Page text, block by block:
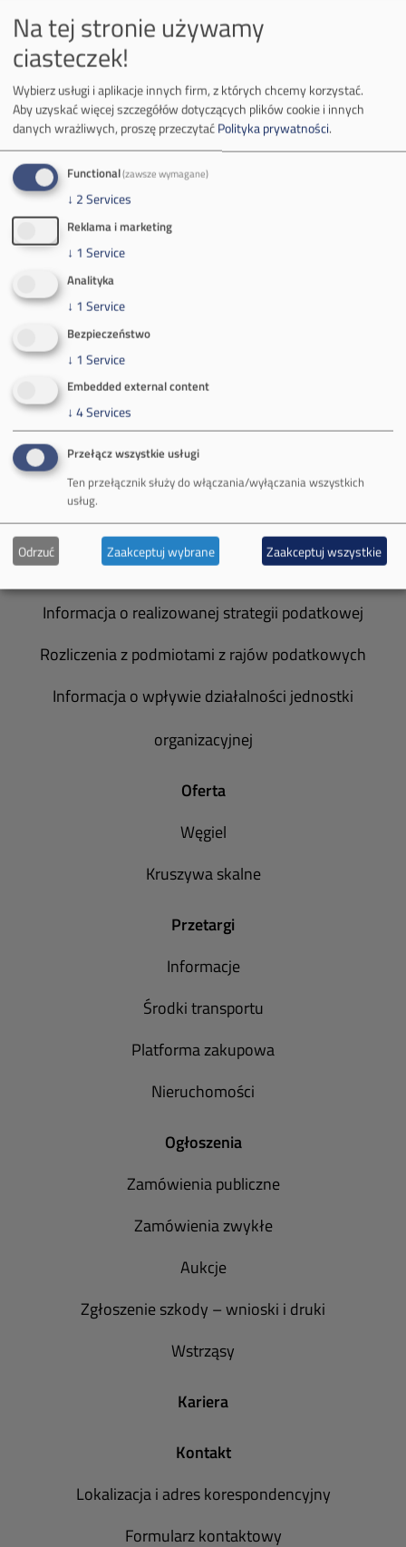
Kościuszki 1
32-620 Brzeszcze
Kontakt dla mediów:
mail:media@pkw-sa.pl
tel.:+48 32 618 56 02
(poniedziałek-piątek 7:00-15:00)
Spółka Południowy Koncern Węglowy
Zakład Górniczy Brzeszcze
Zakład Górniczy Janina
Zakład Górniczy Sobieski
Galeria zdjęć
Informacja o realizowanej strategii podatkowej
Rozliczenia z podmiotami z rajów podatkowych
Informacja o wpływie działalności jednostki
organizacyjnej
Oferta
Węgiel
Kruszywa skalne
Przetargi
Informacje
Środki transportu
Platforma zakupowa
Nieruchomości
Ogłoszenia
Zamówienia publiczne
Zamówienia zwykłe
Aukcje
Zgłoszenie szkody – wnioski i druki
Wstrząsy
Kariera
Kontakt
Lokalizacja i adres korespondencyjny
Formularz kontaktowy
Na tej stronie używamy
ciasteczek!
Wybierz usługi i aplikacje innych firm, z których chcemy korzystać.
Aby uzyskać więcej szczegółów dotyczących plików cookie i innych
danych wrażliwych, proszę przeczytaćPolityka prywatności.
Functional(zawsze wymagane)
↓ 2Services
Reklama i marketing
↓ 1 Service
Analityka
↓ 1 Service
Bezpieczeństwo
↓ 1 Service
Embedded external content
↓ 4Services
Przełącz wszystkie usługi
Ten przełącznik służy do włączania/wyłączania wszystkich
usług.
Odrzuć Zaakceptuj wybrane Zaakceptuj wszystkie